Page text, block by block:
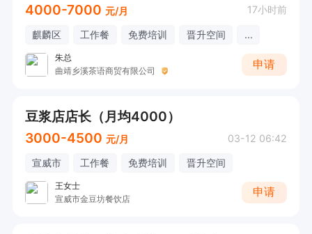
4000-7000 元/月 17小时前
麒麟区 工作餐 免费培训 晋升空间 ...
朱总
曲靖乡溪茶语商贸有限公司
申请
豆浆店店长（月均4000）
3000-4500 元/月 03-12 06:42
宣威市 工作餐 免费培训 晋升空间
王女士
宣威市金豆坊餐饮店
申请